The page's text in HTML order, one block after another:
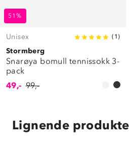
51%
Unisex ( 1 )
Stormberg
Snarøya bomull tennissokk 3-
pack
49,- 99,-
Lignende